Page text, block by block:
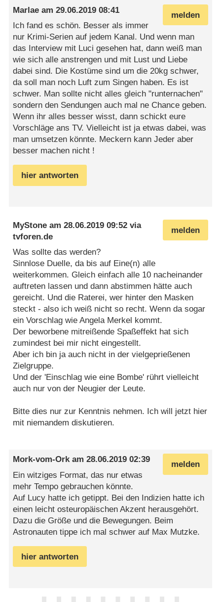
melden
Marlae am29.06.2019 08:41
Ich fand es schön. Besser als immer
nur Krimi-Serien auf jedem Kanal. Und wenn man
das Interview mit Luci gesehen hat, dann weiß man
wie sich alle anstrengen und mit Lust und Liebe
dabei sind. Die Kostüme sind um die 20kg schwer,
da soll man noch Luft zum Singen haben. Es ist
schwer. Man sollte nicht alles gleich "runternachen"
sondern den Sendungen auch mal ne Chance geben.
Wenn ihr alles besser wisst, dann schickt eure
Vorschläge ans TV. Vielleicht ist ja etwas dabei, was
man umsetzen könnte. Meckern kann Jeder aber
besser machen nicht !
hier antworten
melden
MyStone am28.06.2019 09:52 via
tvforen.de
Was sollte das werden?
Sinnlose Duelle, da bis auf Eine(n) alle
weiterkommen. Gleich einfach alle 10 nacheinander
auftreten lassen und dann abstimmen hätte auch
gereicht. Und die Raterei, wer hinter den Masken
steckt - also ich weiß nicht so recht. Wenn da sogar
ein Vorschlag wie Angela Merkel kommt.
Der beworbene mitreißende Spaßeffekt hat sich
zumindest bei mir nicht eingestellt.
Aber ich bin ja auch nicht in der vielgeprießenen
Zielgruppe.
Und der 'Einschlag wie eine Bombe' rührt vielleicht
auch nur von der Neugier der Leute.
Bitte dies nur zur Kenntnis nehmen. Ich will jetzt hier
mit niemandem diskutieren.
melden
Mork-vom-Orkam28.06.2019 02:39
Ein witziges Format, das nur etwas
mehr Tempo gebrauchen könnte.
Auf Lucy hatte ich getippt. Bei den Indizien hatte ich
einen leicht osteuropäischen Akzent herausgehört.
Dazu die Größe und die Bewegungen. Beim
Astronauten tippe ich mal schwer auf Max Mutzke.
hier antworten